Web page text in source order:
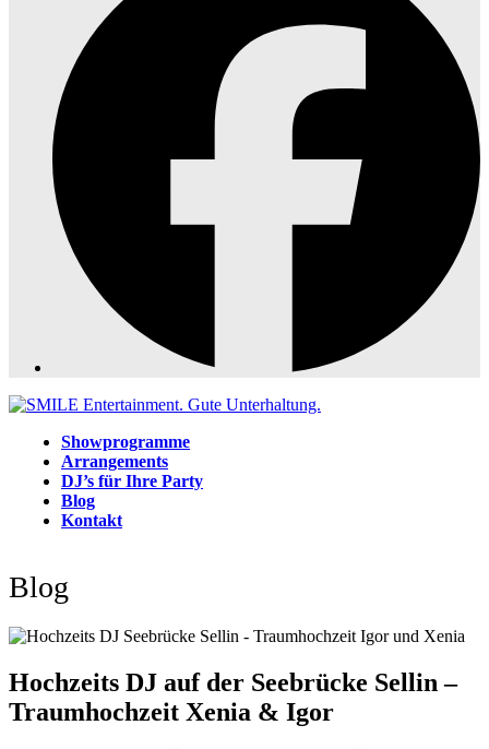
Showprogramme
Arrangements
DJ’s für Ihre Party
Blog
Kontakt
mobile
menu
mobile
menu
Blog
Hochzeits DJ auf der Seebrücke Sellin –
Traumhochzeit Xenia & Igor